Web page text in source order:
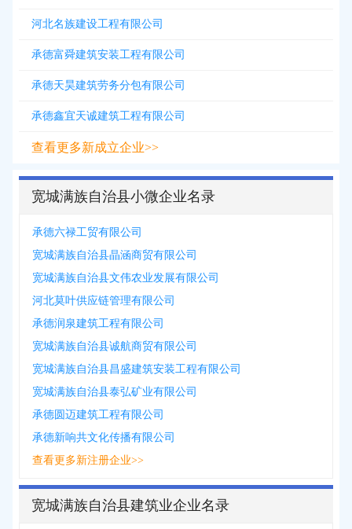
河北名族建设工程有限公司
承德富舜建筑安装工程有限公司
承德天昊建筑劳务分包有限公司
承德鑫宜天诚建筑工程有限公司
查看更多新成立企业>>
宽城满族自治县小微企业名录
承德六禄工贸有限公司
宽城满族自治县晶涵商贸有限公司
宽城满族自治县文伟农业发展有限公司
河北莫叶供应链管理有限公司
承德润泉建筑工程有限公司
宽城满族自治县诚航商贸有限公司
宽城满族自治县昌盛建筑安装工程有限公司
宽城满族自治县泰弘矿业有限公司
承德圆迈建筑工程有限公司
承德新响共文化传播有限公司
查看更多新注册企业>>
宽城满族自治县建筑业企业名录